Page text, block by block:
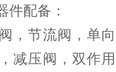
件配备：
，节流阀，单
减压阀，双作